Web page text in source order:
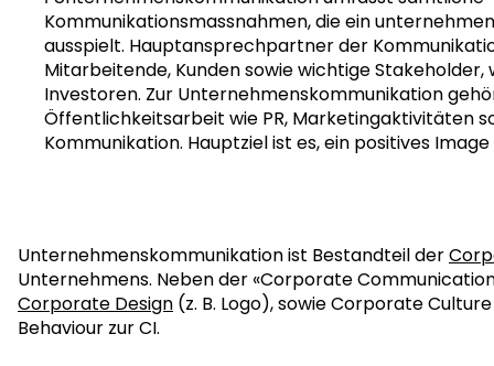
Kommunikationsmassnahmen, die ein
ausspielt. Hauptansprechpartner der
Mitarbeitende, Kunden sowie wichtige Stakeholder,
Investoren. Zur Unternehmenskommunikation
Öffentlichkeitsarbeit wie PR, Marketingaktivitäten
Kommunikation. Hauptziel ist es, ein positives
Unternehmenskommunikation ist Bestandteil der
Unternehmens. Neben der «Corporate
Corporate Design (z. B. Logo), sowie Corporate
Behaviour zur CI.